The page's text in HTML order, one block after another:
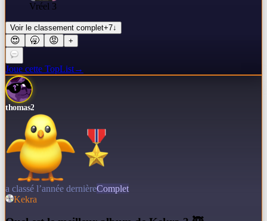
Vréel 3
Voir le classement complet+7↓
😍 🥱 😡 +
Joue cette TopList→
thomas2
a classé l’année dernièreComplet
Kekra